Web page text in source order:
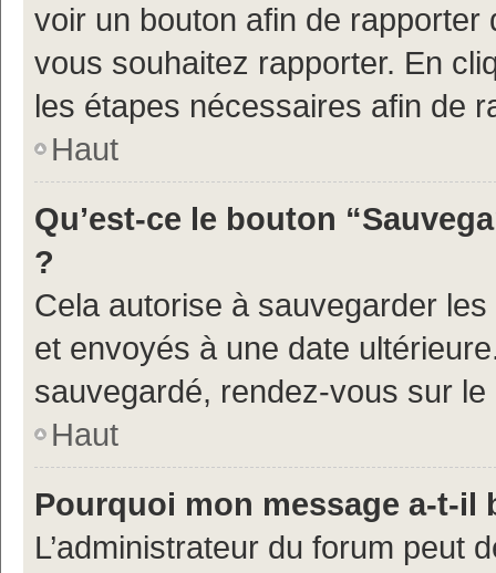
voir un bouton afin de
vous souhaitez rapporter. En
les étapes nécessaires afin de
Haut
Qu’est-ce le bouton
?
Cela autorise à sauvegarder
et envoyés à une date
sauvegardé, rendez-vous sur le
Haut
Pourquoi mon message a-t-il
L’administrateur du forum peut